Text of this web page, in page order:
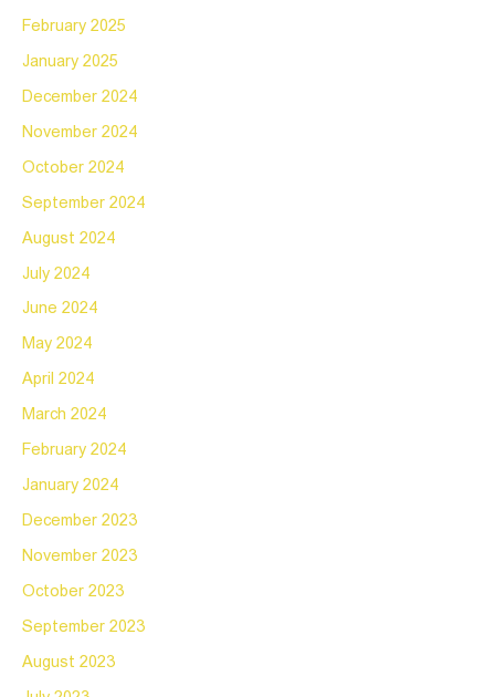
February 2025
January 2025
December 2024
November 2024
October 2024
September 2024
August 2024
July 2024
June 2024
May 2024
April 2024
March 2024
February 2024
January 2024
December 2023
November 2023
October 2023
September 2023
August 2023